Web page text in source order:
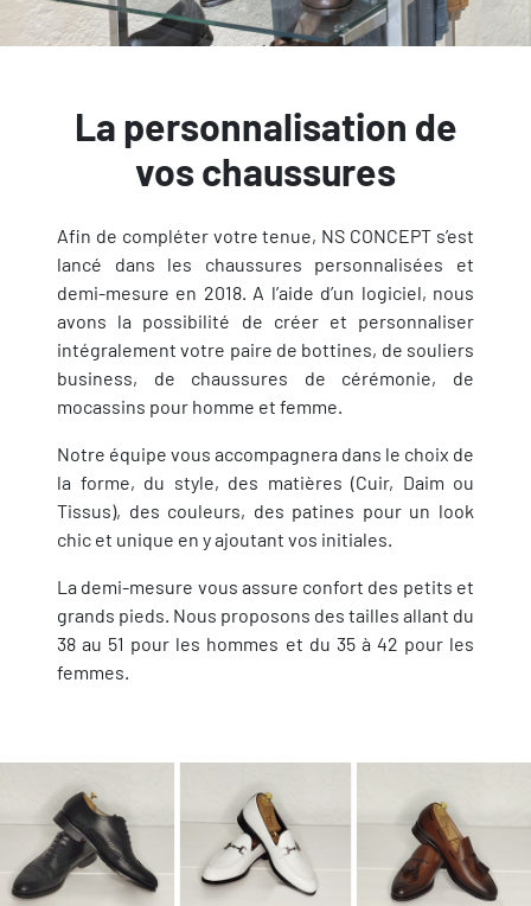
La personnalisation de
vos chaussures
Afin de compléter votre tenue, NS CONCEPT s’est
lancé dans les chaussures personnalisées et
demi-mesure en 2018. A l’aide d’un logiciel, nous
avons la possibilité de créer et personnaliser
intégralement votre paire de bottines, de souliers
business, de chaussures de cérémonie, de
mocassins pour homme et femme.
Notre équipe vous accompagnera dans le choix de
la forme, du style, des matières (Cuir, Daim ou
Tissus), des couleurs, des patines pour un look
chic et unique en y ajoutant vos initiales.
La demi-mesure vous assure confort des petits et
grands pieds. Nous proposons des tailles allant du
38 au 51 pour les hommes et du 35 à 42 pour les
femmes.